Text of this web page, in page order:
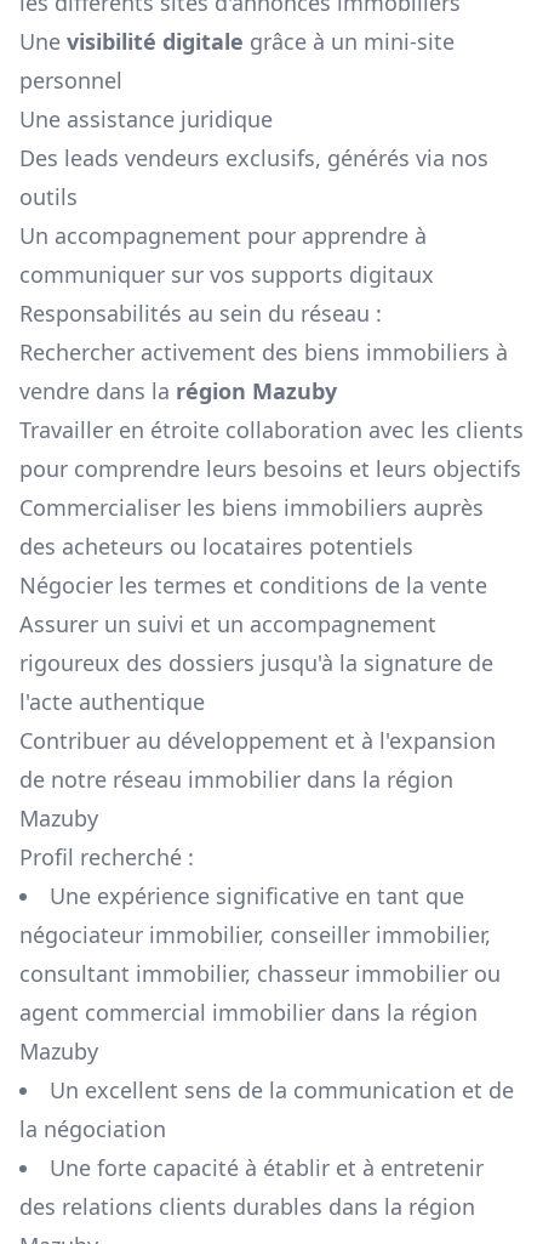
Une visibilité digitale grâce à un mini-site
personnel
Une assistance juridique
Des leads vendeurs exclusifs, générés via nos
outils
Un accompagnement pour apprendre à
communiquer sur vos supports digitaux
Responsabilités au sein du réseau :
Rechercher activement des biens immobiliers à
vendre dans la région Mazuby
Travailler en étroite collaboration avec les clients
pour comprendre leurs besoins et leurs objectifs
Commercialiser les biens immobiliers auprès
des acheteurs ou locataires potentiels
Négocier les termes et conditions de la vente
Assurer un suivi et un accompagnement
rigoureux des dossiers jusqu'à la signature de
l'acte authentique
Contribuer au développement et à l'expansion
de notre réseau immobilier dans la région
Mazuby
Profil recherché :
Une expérience significative en tant que
négociateur immobilier, conseiller immobilier,
consultant immobilier, chasseur immobilier ou
agent commercial immobilier dans la région
Mazuby
Un excellent sens de la communication et de
la négociation
Une forte capacité à établir et à entretenir
des relations clients durables dans la région